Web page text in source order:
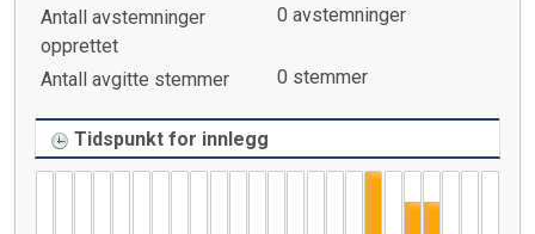
Antall avstemninger
opprettet
0 avstemninger
Antall avgitte stemmer 0 stemmer
Tidspunkt for innlegg